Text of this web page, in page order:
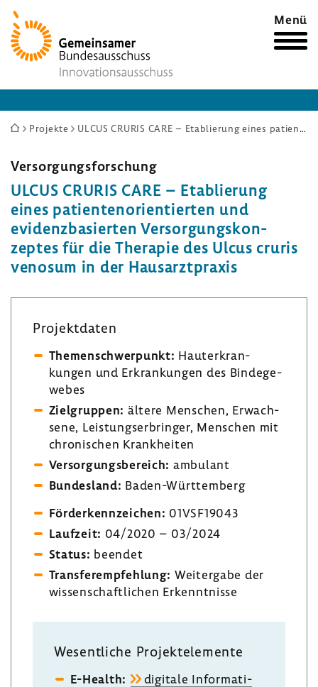
Zur
Startseite
Menü
Sie
hier:
Projekte ULCUS CRURIS CARE – Etablierung eines patientenorientierten und evidenzbasierten Versorgungskonzeptes für die Therapie des Ulcus cruris venosum in der Hausarztpraxis
Versor­gungs­for­schung
ULCUS CRURIS CARE – Etablie­rung
eines pati­en­ten­ori­en­tierten und
evidenz­ba­sierten Versor­gungs­kon­
zeptes für die Therapie des Ulcus cruris
venosum in der Haus­arzt­praxis
Projekt­daten
Themen­schwer­punkt: Haut­er­kran­
kungen und Erkran­kungen des Binde­ge­
webes
Ziel­gruppen: ältere Menschen, Erwach­
sene, Leis­tungs­er­bringer, Menschen mit
chro­ni­schen Krank­heiten
Versor­gungs­be­reich: ambu­lant
Bundes­land: Baden-​Württemberg
Förder­kenn­zei­chen: 01VSF19043
Lauf­zeit: 04/2020 – 03/2024
Status: beendet
Trans­fer­emp­feh­lung: Weiter­gabe der
wissen­schaft­li­chen Erkennt­nisse
Wesent­liche Projekt­ele­mente
E-​Health:
digi­tale Infor­ma­ti­